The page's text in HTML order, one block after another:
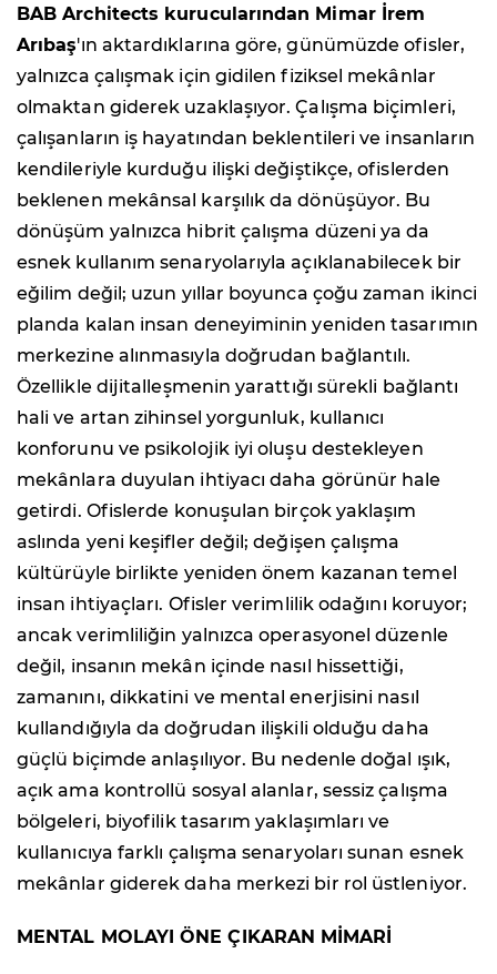
BAB Architects kurucularından Mimar İrem
Arıbaş'ın aktardıklarına göre, günümüzde ofisler,
yalnızca çalışmak için gidilen fiziksel mekânlar
olmaktan giderek uzaklaşıyor. Çalışma biçimleri,
çalışanların iş hayatından beklentileri ve insanların
kendileriyle kurduğu ilişki değiştikçe, ofislerden
beklenen mekânsal karşılık da dönüşüyor. Bu
dönüşüm yalnızca hibrit çalışma düzeni ya da
esnek kullanım senaryolarıyla açıklanabilecek bir
eğilim değil; uzun yıllar boyunca çoğu zaman ikinci
planda kalan insan deneyiminin yeniden tasarımın
merkezine alınmasıyla doğrudan bağlantılı.
Özellikle dijitalleşmenin yarattığı sürekli bağlantı
hali ve artan zihinsel yorgunluk, kullanıcı
konforunu ve psikolojik iyi oluşu destekleyen
mekânlara duyulan ihtiyacı daha görünür hale
getirdi. Ofislerde konuşulan birçok yaklaşım
aslında yeni keşifler değil; değişen çalışma
kültürüyle birlikte yeniden önem kazanan temel
insan ihtiyaçları. Ofisler verimlilik odağını koruyor;
ancak verimliliğin yalnızca operasyonel düzenle
değil, insanın mekân içinde nasıl hissettiği,
zamanını, dikkatini ve mental enerjisini nasıl
kullandığıyla da doğrudan ilişkili olduğu daha
güçlü biçimde anlaşılıyor. Bu nedenle doğal ışık,
açık ama kontrollü sosyal alanlar, sessiz çalışma
bölgeleri, biyofilik tasarım yaklaşımları ve
kullanıcıya farklı çalışma senaryoları sunan esnek
mekânlar giderek daha merkezi bir rol üstleniyor.
MENTAL MOLAYI ÖNE ÇIKARAN MİMARİ